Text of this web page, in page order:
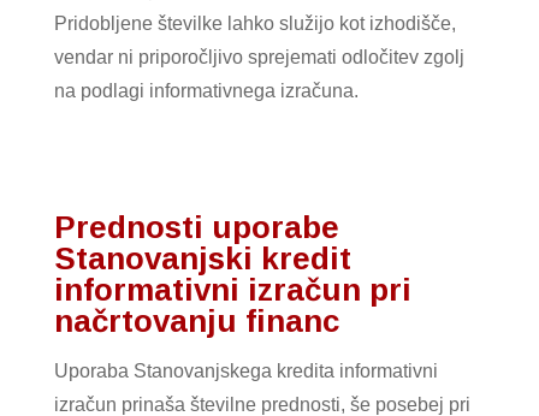
Pridobljene številke lahko služijo kot izhodišče,
vendar ni priporočljivo sprejemati odločitev zgolj
na podlagi informativnega izračuna.
Prednosti uporabe
Stanovanjski kredit
informativni izračun pri
načrtovanju financ
Uporaba Stanovanjskega kredita informativni
izračun prinaša številne prednosti, še posebej pri